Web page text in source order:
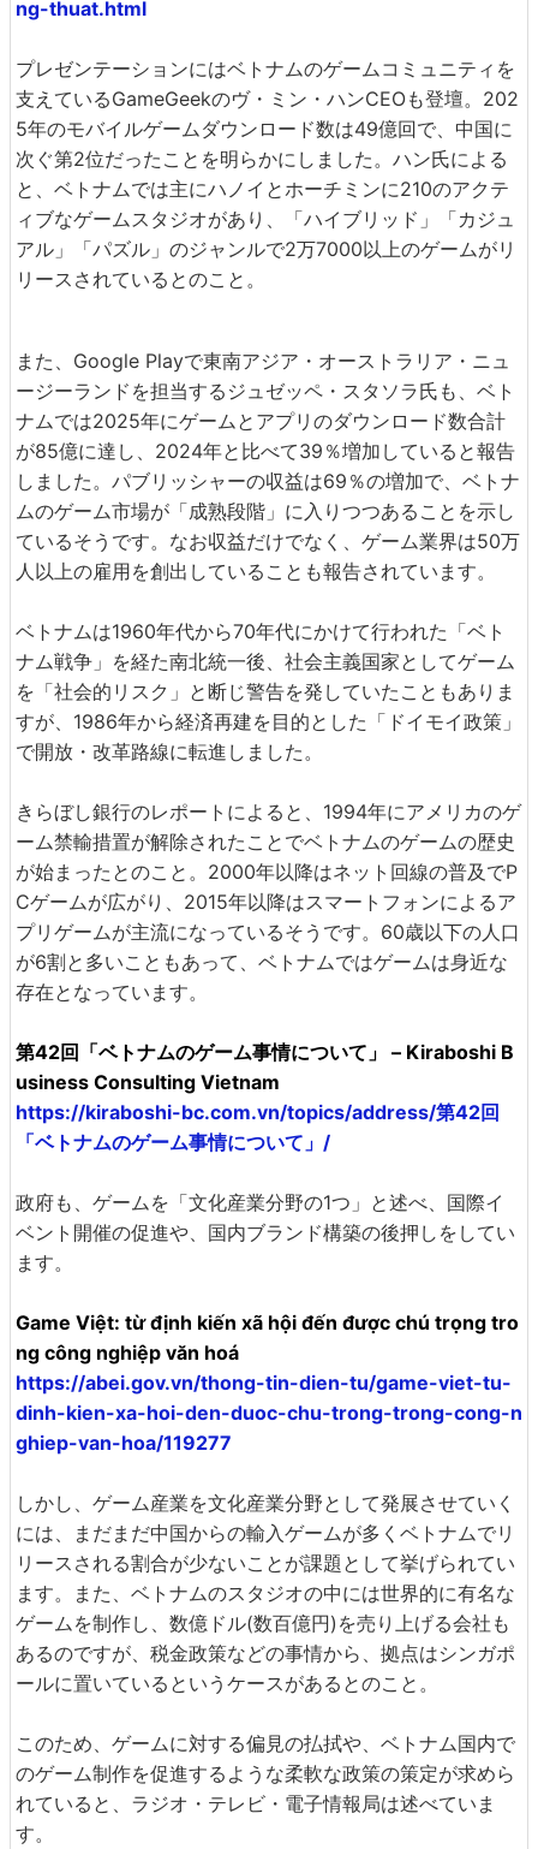
ng-thuat.html
プレゼンテーションにはベトナムのゲームコミュニティを
支えているGameGeekのヴ・ミン・ハンCEOも登壇。202
5年のモバイルゲームダウンロード数は49億回で、中国に
次ぐ第2位だったことを明らかにしました。ハン氏による
と、ベトナムでは主にハノイとホーチミンに210のアクテ
ィブなゲームスタジオがあり、「ハイブリッド」「カジュ
アル」「パズル」のジャンルで2万7000以上のゲームがリ
リースされているとのこと。
また、Google Playで東南アジア・オーストラリア・ニュ
ージーランドを担当するジュゼッペ・スタソラ氏も、ベト
ナムでは2025年にゲームとアプリのダウンロード数合計
が85億に達し、2024年と比べて39％増加していると報告
しました。パブリッシャーの収益は69％の増加で、ベトナ
ムのゲーム市場が「成熟段階」に入りつつあることを示し
ているそうです。なお収益だけでなく、ゲーム業界は50万
人以上の雇用を創出していることも報告されています。
ベトナムは1960年代から70年代にかけて行われた「ベト
ナム戦争」を経た南北統一後、社会主義国家としてゲーム
を「社会的リスク」と断じ警告を発していたこともありま
すが、1986年から経済再建を目的とした「ドイモイ政策」
で開放・改革路線に転進しました。
きらぼし銀行のレポートによると、1994年にアメリカのゲ
ーム禁輸措置が解除されたことでベトナムのゲームの歴史
が始まったとのこと。2000年以降はネット回線の普及でP
Cゲームが広がり、2015年以降はスマートフォンによるア
プリゲームが主流になっているそうです。60歳以下の人口
が6割と多いこともあって、ベトナムではゲームは身近な
存在となっています。
第42回「ベトナムのゲーム事情について」 – Kiraboshi B
usiness Consulting Vietnam
https://kiraboshi-bc.com.vn/topics/address/第42回
「ベトナムのゲーム事情について」/
政府も、ゲームを「文化産業分野の1つ」と述べ、国際イ
ベント開催の促進や、国内ブランド構築の後押しをしてい
ます。
Game Việt: từ định kiến xã hội đến được chú trọng tro
ng công nghiệp văn hoá
https://abei.gov.vn/thong-tin-dien-tu/game-viet-tu-
dinh-kien-xa-hoi-den-duoc-chu-trong-trong-cong-n
ghiep-van-hoa/119277
しかし、ゲーム産業を文化産業分野として発展させていく
には、まだまだ中国からの輸入ゲームが多くベトナムでリ
リースされる割合が少ないことが課題として挙げられてい
ます。また、ベトナムのスタジオの中には世界的に有名な
ゲームを制作し、数億ドル(数百億円)を売り上げる会社も
あるのですが、税金政策などの事情から、拠点はシンガポ
ールに置いているというケースがあるとのこと。
このため、ゲームに対する偏見の払拭や、ベトナム国内で
のゲーム制作を促進するような柔軟な政策の策定が求めら
れていると、ラジオ・テレビ・電子情報局は述べていま
す。